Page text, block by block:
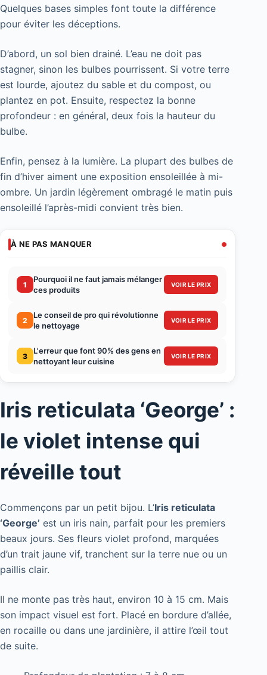
Quelques bases simples font toute la différence
pour éviter les déceptions.
D’abord, un sol bien drainé. L’eau ne doit pas
stagner, sinon les bulbes pourrissent. Si votre terre
est lourde, ajoutez du sable et du compost, ou
plantez en pot. Ensuite, respectez la bonne
profondeur : en général, deux fois la hauteur du
bulbe.
Enfin, pensez à la lumière. La plupart des bulbes de
fin d’hiver aiment une exposition ensoleillée à mi-
ombre. Un jardin légèrement ombragé le matin puis
ensoleillé l’après-midi convient très bien.
À NE PAS MANQUER
1
Pourquoi il ne faut jamais mélanger
ces produits
VOIR LE PRIX
2
Le conseil de pro qui révolutionne
le nettoyage
VOIR LE PRIX
3
L'erreur que font 90% des gens en
nettoyant leur cuisine
VOIR LE PRIX
Iris reticulata ‘George’ :
le violet intense qui
réveille tout
Commençons par un petit bijou. L’Iris reticulata
‘George’ est un iris nain, parfait pour les premiers
beaux jours. Ses fleurs violet profond, marquées
d’un trait jaune vif, tranchent sur la terre nue ou un
paillis clair.
Il ne monte pas très haut, environ 10 à 15 cm. Mais
son impact visuel est fort. Placé en bordure d’allée,
en rocaille ou dans une jardinière, il attire l’œil tout
de suite.